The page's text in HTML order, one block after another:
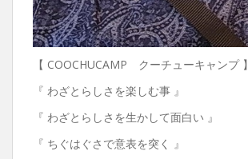
【 COOCHUCAMP クーチューキャンプ 】
『 わざとらしさを楽しむ事 』
『 わざとらしさを生かして面白い 』
『 ちぐはぐさで意表を突く 』